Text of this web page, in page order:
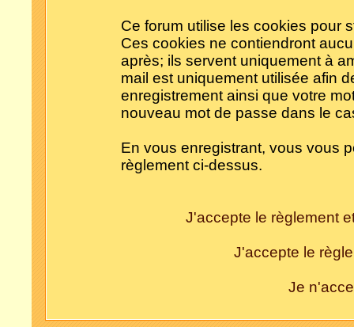
Ce forum utilise les cookies pour
Ces cookies ne contiendront
après; ils servent uniquement à
mail est uniquement utilisée afin
enregistrement ainsi que votre
nouveau mot de passe dans le
En vous enregistrant, vous vous
règlement ci-dessus.
J'accepte le règlement
J'accepte le
Je